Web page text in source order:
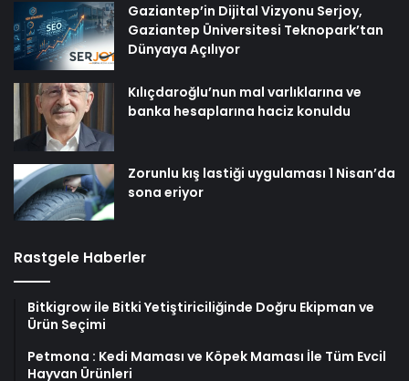
Gaziantep’in Dijital Vizyonu Serjoy,
Gaziantep Üniversitesi Teknopark’tan
Dünyaya Açılıyor
Kılıçdaroğlu’nun mal varlıklarına ve
banka hesaplarına haciz konuldu
Zorunlu kış lastiği uygulaması 1 Nisan’da
sona eriyor
Rastgele Haberler
Bitkigrow ile Bitki Yetiştiriciliğinde Doğru Ekipman ve
Ürün Seçimi
Petmona : Kedi Maması ve Köpek Maması İle Tüm Evcil
Hayvan Ürünleri